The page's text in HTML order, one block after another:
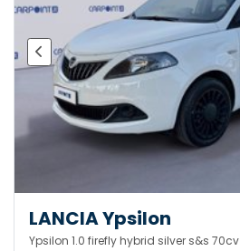
LANCIA Ypsilon
Ypsilon 1.0 firefly hybrid silver s&s 70cv